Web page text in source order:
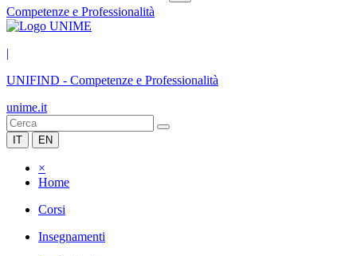
Competenze e Professionalità
|
UNIFIND - Competenze e Professionalità
unime.it
IT EN
×
Home
Corsi
Insegnamenti